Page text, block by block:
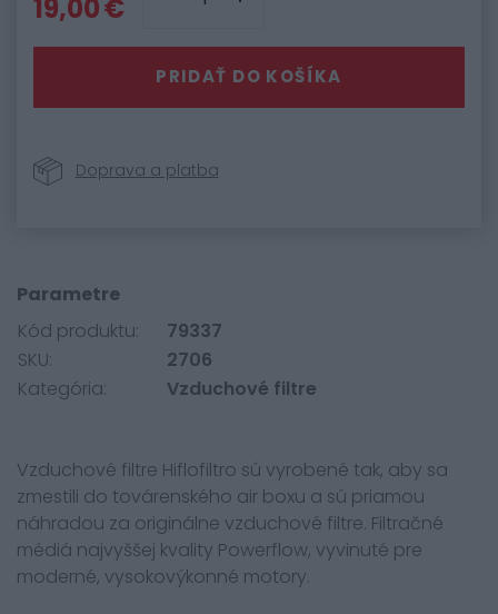
19,00 €
PRIDAŤ DO KOŠÍKA
Doprava a platba
Parametre
Kód produktu:
79337
SKU:
2706
Kategória:
Vzduchové filtre
Vzduchové filtre Hiflofiltro sú vyrobené tak, aby sa
zmestili do továrenského air boxu a sú priamou
náhradou za originálne vzduchové filtre. Filtračné
médiá najvyššej kvality Powerflow, vyvinuté pre
moderné, vysokovýkonné motory.